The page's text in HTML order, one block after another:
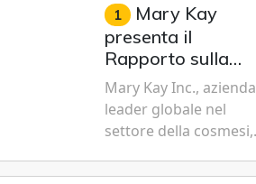
1 Mary Kay
presenta il
Rapporto sulla
sostenibilità 2026,
evidenziando i
progressi
realizzati a livello
Mary Kay Inc., azienda
leader globale nel
settore della cosmesi,
sostenibilità e